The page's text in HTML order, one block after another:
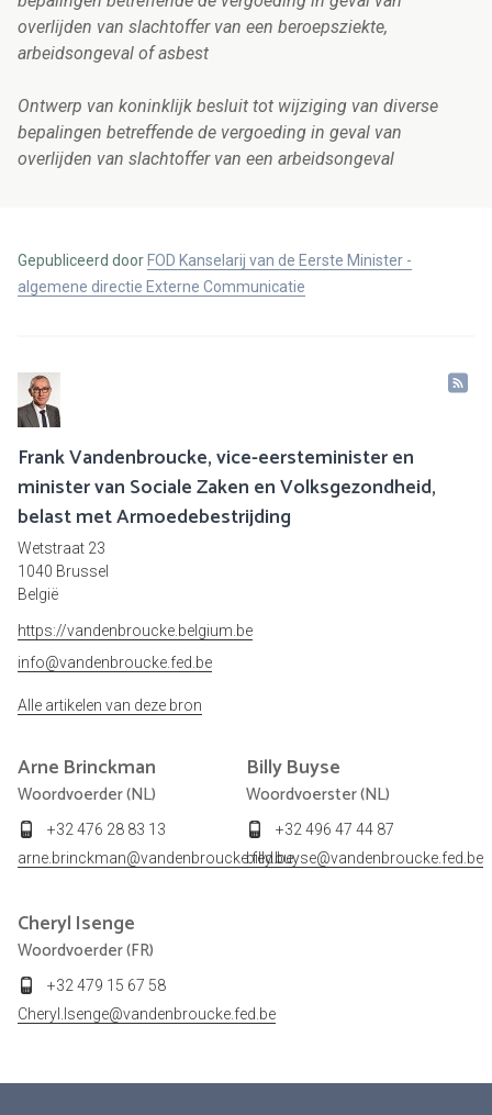
overlijden van slachtoffer van een beroepsziekte,
arbeidsongeval of asbest
Ontwerp van koninklijk besluit tot wijziging van diverse
bepalingen betreffende de vergoeding in geval van
overlijden van slachtoffer van een arbeidsongeval
Gepubliceerd door FOD Kanselarij van de Eerste Minister -
algemene directie Externe Communicatie
Frank Vandenbroucke, vice-eersteminister en
minister van Sociale Zaken en Volksgezondheid,
belast met Armoedebestrijding
Wetstraat 23
1040 Brussel
België
https://vandenbroucke.belgium.be
info@vandenbroucke.fed.be
Alle artikelen van deze bron
Arne Brinckman
Woordvoerder (NL)
+32 476 28 83 13
arne.brinckman@vandenbroucke.fed.be
BillyBuyse
Woordvoerster (NL)
+32 496 47 44 87
billy.buyse@vandenbroucke.fed.be
Cheryl Isenge
Woordvoerder (FR)
+32 479 15 67 58
Cheryl.Isenge@vandenbroucke.fed.be